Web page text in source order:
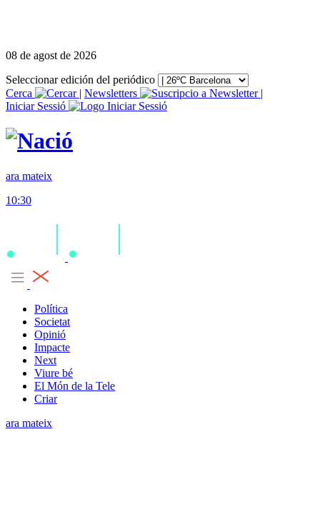
08 de agost de 2026
Seleccionar edición del periódico
Cerca
| Newsletters
|
Iniciar Sessió
ara mateix
10:30
Política
Societat
Opinió
Impacte
Next
Viure bé
El Món de la Tele
Criar
ara mateix